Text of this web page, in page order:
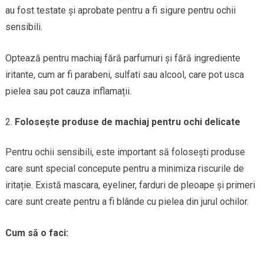
au fost testate și aprobate pentru a fi sigure pentru ochii
sensibili.
Optează pentru machiaj fără parfumuri și fără ingrediente
iritante, cum ar fi parabeni, sulfati sau alcool, care pot usca
pielea sau pot cauza inflamații.
Folosește produse de machiaj pentru ochi delicate
Pentru ochii sensibili, este important să folosești produse
care sunt special concepute pentru a minimiza riscurile de
iritație. Există mascara, eyeliner, farduri de pleoape și primeri
care sunt create pentru a fi blânde cu pielea din jurul ochilor.
Cum să o faci: